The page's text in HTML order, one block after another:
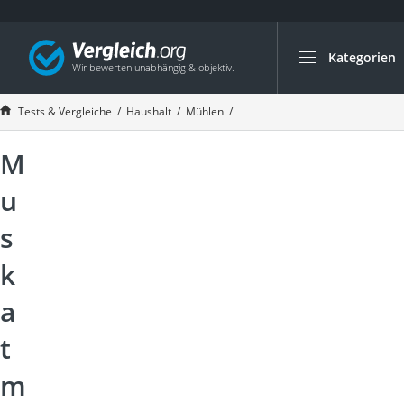
Kategorien
Die beliebtesten
Haushalt
Wassersprudler
Tests & Vergleiche Haushalt Mühlen
M
u
s
k
a
t
m